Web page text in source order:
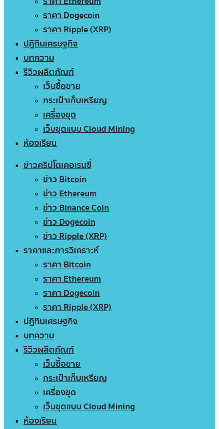
ราคา Dogecoin
ราคา Ripple (XRP)
ปฏิทินเศรษฐกิจ
บทความ
รีวิวผลิตภัณฑ์
เว็บซื้อขาย
กระเป๋าเก็บเหรียญ
เครื่องขุด
เว็บขุดแบบ Cloud Mining
ห้องเรียน
ข่าวคริปโตเคอเรนซี่
ข่าว Bitcoin
ข่าว Ethereum
ข่าว Binance Coin
ข่าว Dogecoin
ข่าว Ripple (XRP)
ราคาและการวิเคราะห์
ราคา Bitcoin
ราคา Ethereum
ราคา Dogecoin
ราคา Ripple (XRP)
ปฏิทินเศรษฐกิจ
บทความ
รีวิวผลิตภัณฑ์
เว็บซื้อขาย
กระเป๋าเก็บเหรียญ
เครื่องขุด
เว็บขุดแบบ Cloud Mining
ห้องเรียน